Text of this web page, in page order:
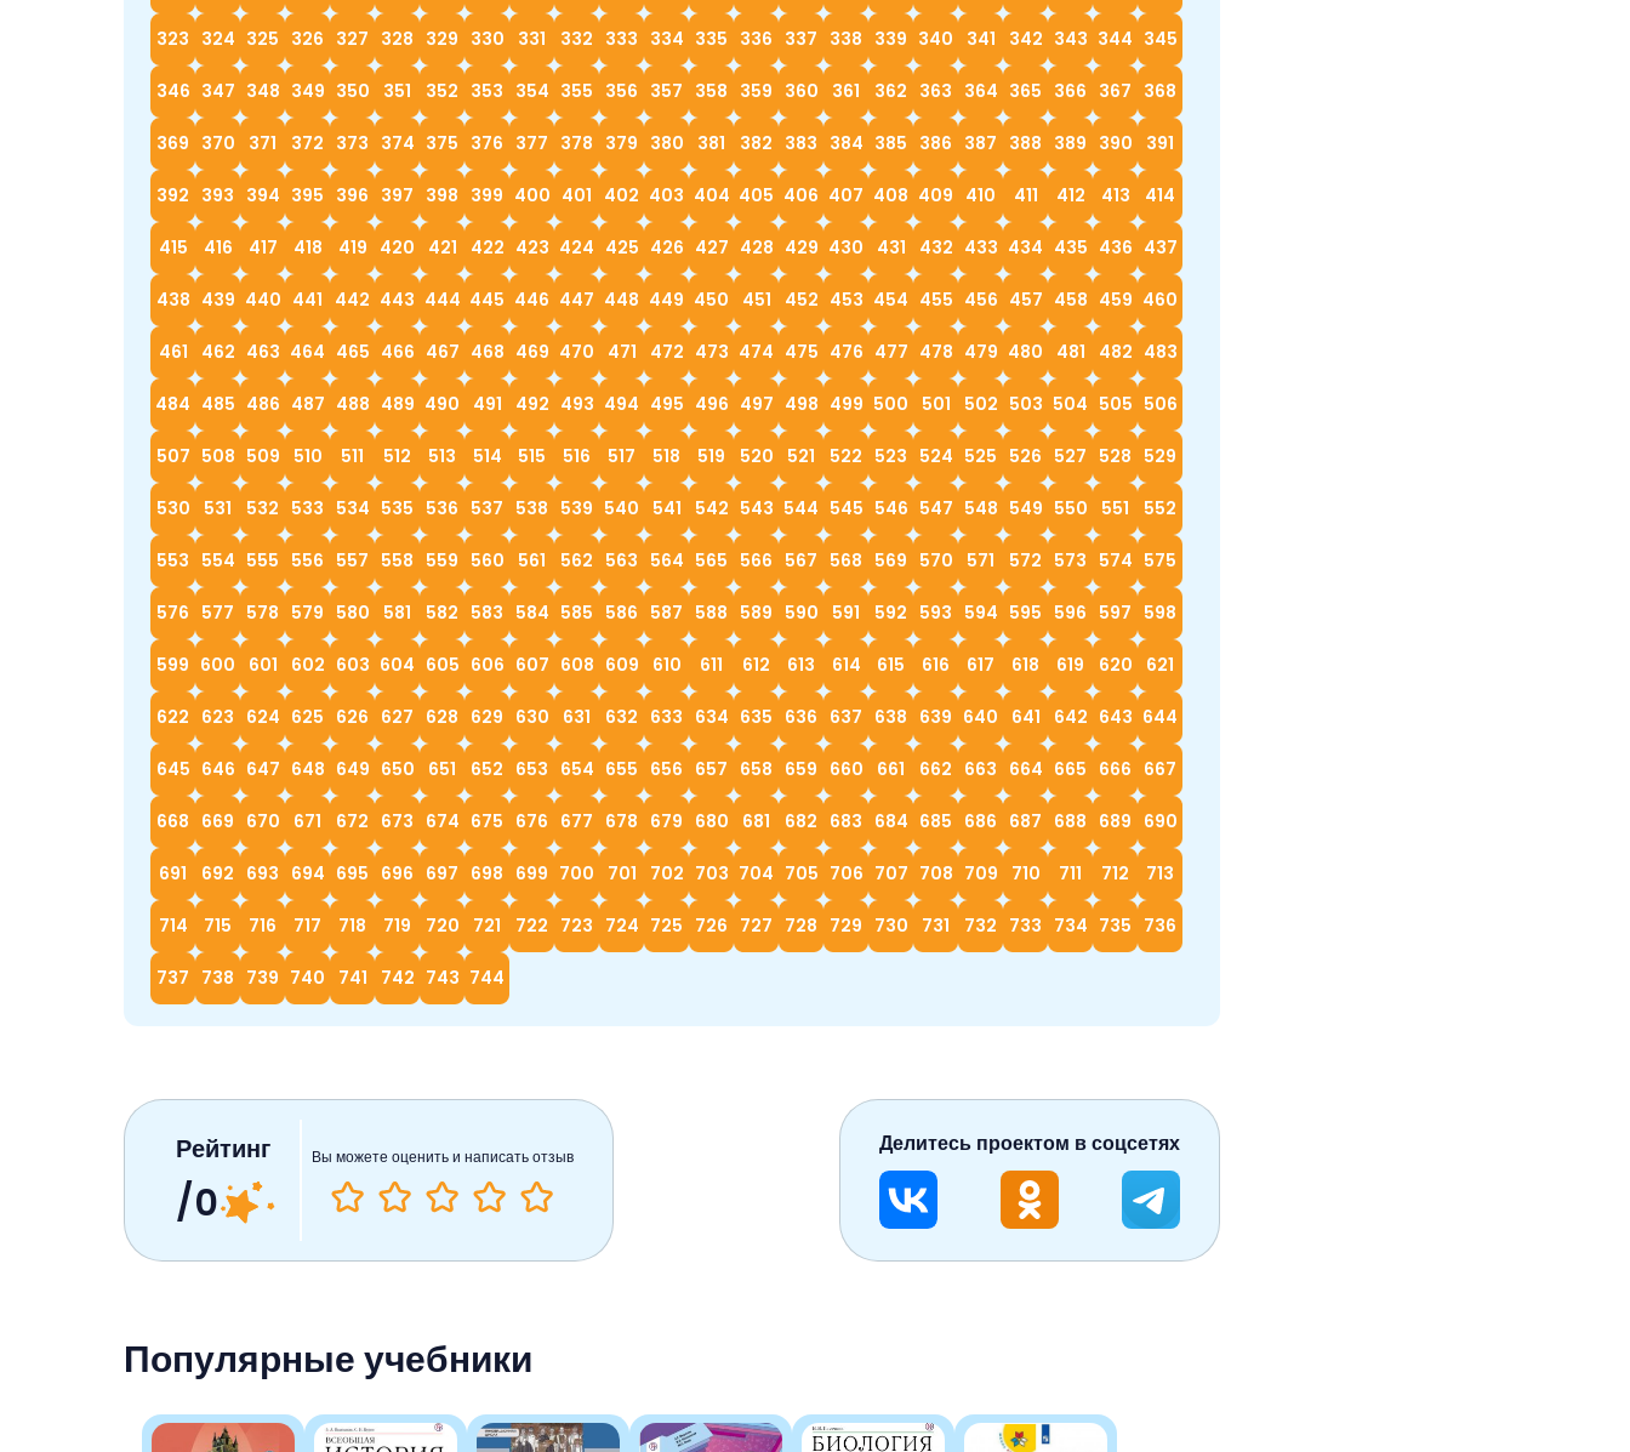
323 324 325 326 327 328 329 330 331 332 333 334 335 336 337 338 339 340 341 342 343 344 345
346 347 348 349 350 351 352 353 354 355 356 357 358 359 360 361 362 363 364 365 366 367 368
369 370 371 372 373 374 375 376 377 378 379 380 381 382 383 384 385 386 387 388 389 390 391
392 393 394 395 396 397 398 399 400 401 402 403 404 405 406 407 408 409 410 411 412 413 414
415 416 417 418 419 420 421 422 423 424 425 426 427 428 429 430 431 432 433 434 435 436 437
438 439 440 441 442 443 444 445 446 447 448 449 450 451 452 453 454 455 456 457 458 459 460
461 462 463 464 465 466 467 468 469 470 471 472 473 474 475 476 477 478 479 480 481 482 483
484 485 486 487 488 489 490 491 492 493 494 495 496 497 498 499 500 501 502 503 504 505 506
507 508 509 510 511 512 513 514 515 516 517 518 519 520 521 522 523 524 525 526 527 528 529
530 531 532 533 534 535 536 537 538 539 540 541 542 543 544 545 546 547 548 549 550 551 552
553 554 555 556 557 558 559 560 561 562 563 564 565 566 567 568 569 570 571 572 573 574 575
576 577 578 579 580 581 582 583 584 585 586 587 588 589 590 591 592 593 594 595 596 597 598
599 600 601 602 603 604 605 606 607 608 609 610 611 612 613 614 615 616 617 618 619 620 621
622 623 624 625 626 627 628 629 630 631 632 633 634 635 636 637 638 639 640 641 642 643 644
645 646 647 648 649 650 651 652 653 654 655 656 657 658 659 660 661 662 663 664 665 666 667
668 669 670 671 672 673 674 675 676 677 678 679 680 681 682 683 684 685 686 687 688 689 690
691 692 693 694 695 696 697 698 699 700 701 702 703 704 705 706 707 708 709 710 711 712 713
714 715 716 717 718 719 720 721 722 723 724 725 726 727 728 729 730 731 732 733 734 735 736
737 738 739 740 741 742 743 744
Популярные учебники
Рейтинг
/0
Вы можете оценить и написать отзыв Делитесь проектом в соцсетях